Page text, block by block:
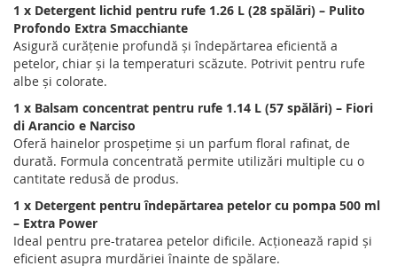
1 x Detergent lichid pentru rufe 1.26 L (28 spălări) – Pulito
Profondo Extra Smacchiante
Asigură curățenie profundă și îndepărtarea eficientă a
petelor, chiar și la temperaturi scăzute. Potrivit pentru rufe
albe și colorate.
1 x Balsam concentrat pentru rufe 1.14 L (57 spălări) – Fiori
di Arancio e Narciso
Oferă hainelor prospețime și un parfum floral rafinat, de
durată. Formula concentrată permite utilizări multiple cu o
cantitate redusă de produs.
1 x Detergent pentru îndepărtarea petelor cu pompa 500 ml
– Extra Power
Ideal pentru pre-tratarea petelor dificile. Acționează rapid și
eficient asupra murdăriei înainte de spălare.